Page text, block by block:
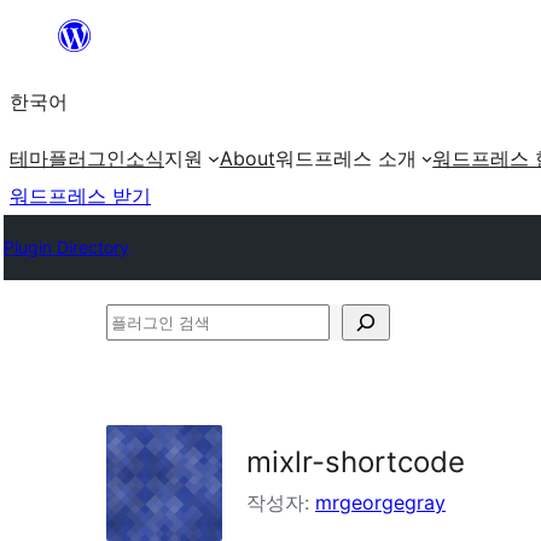
츠
로
로
가
한국어
테마플러그인소식지원 About워드프레스 소개 워드프레스
워드프레스 받기
Plugin Directory
플
인
검
색
mixlr-shortcode
작성자: mrgeorgegray